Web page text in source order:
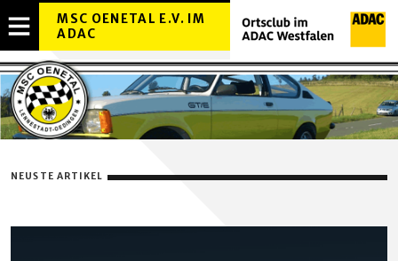
OVERLAY
ÖFFNEN
MSC OENETAL E.V. IM
ADAC
NEUSTE ARTIKEL